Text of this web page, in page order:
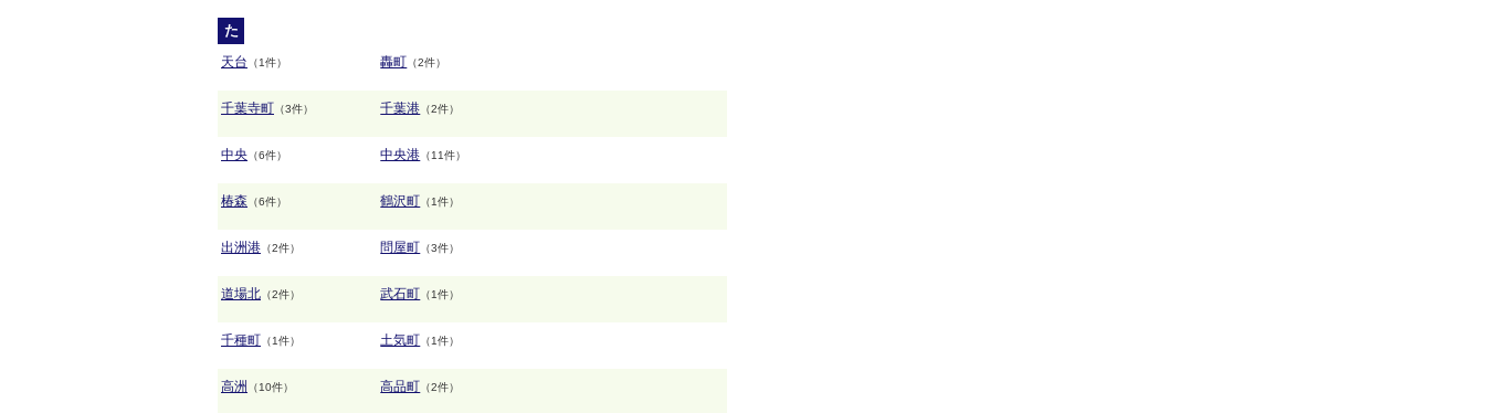
た
天台 （1件） 轟町 （2件）
千葉寺町 （3件） 千葉港 （2件）
中央 （6件） 中央港 （11件）
椿森 （6件） 鶴沢町 （1件）
出洲港 （2件） 問屋町 （3件）
道場北 （2件） 武石町 （1件）
千種町 （1件） 土気町 （1件）
高洲 （10件） 高品町 （2件）